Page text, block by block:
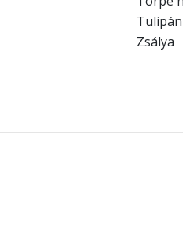
Tulipán
Zsálya